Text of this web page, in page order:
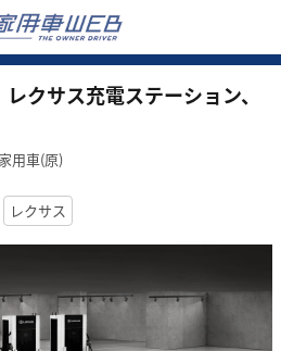
クサス充電ステーション、
用車(原)
レクサス